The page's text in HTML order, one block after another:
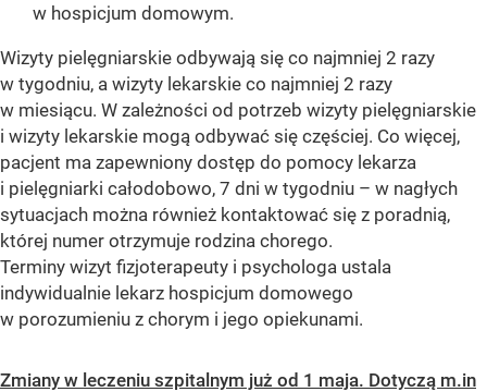
w hospicjum domowym.
Wizyty pielęgniarskie odbywają się co najmniej 2 razy
w tygodniu, a wizyty lekarskie co najmniej 2 razy
w miesiącu. W zależności od potrzeb wizyty pielęgniarskie
i wizyty lekarskie mogą odbywać się częściej. Co więcej,
pacjent ma zapewniony dostęp do pomocy lekarza
i pielęgniarki całodobowo, 7 dni w tygodniu – w nagłych
sytuacjach można również kontaktować się z poradnią,
której numer otrzymuje rodzina chorego.
Terminy wizyt fizjoterapeuty i psychologa ustala
indywidualnie lekarz hospicjum domowego
w porozumieniu z chorym i jego opiekunami.
Zmiany w leczeniu szpitalnym już od 1 maja. Dotyczą m.in